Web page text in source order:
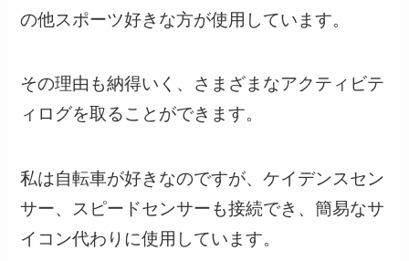
の他スポーツ好きな方が使用しています。
その理由も納得いく 、さまざまなアクティビテ
ィログを取ることができます。
私は自転車が好きなのですが、ケイデンスセン
サー、スピードセンサーも接続でき、簡易なサ
イコン代わりに使用しています。